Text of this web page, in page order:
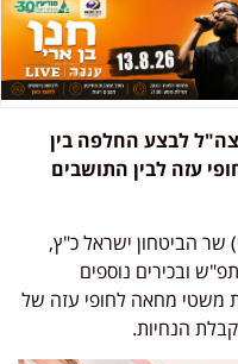
לבצע החלפה בין
עזה לבין התושבים
שר הביטחון ישראל כ"ץ,
ובכירים נוספים
משטי מחאה לחופי עזה של
הנחיות.